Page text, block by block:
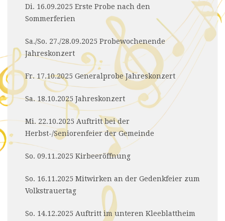
Di. 16.09.2025 Erste Probe nach den
Sommerferien
Sa./So. 27./28.09.2025 Probewochenende
Jahreskonzert
Fr. 17.10.2025 Generalprobe Jahreskonzert
Sa. 18.10.2025 Jahreskonzert
Mi. 22.10.2025 Auftritt bei der
Herbst-/Seniorenfeier der Gemeinde
So. 09.11.2025 Kirbeeröffnung
So. 16.11.2025 Mitwirken an der Gedenkfeier zum
Volkstrauertag
So. 14.12.2025 Auftritt im unteren Kleeblattheim